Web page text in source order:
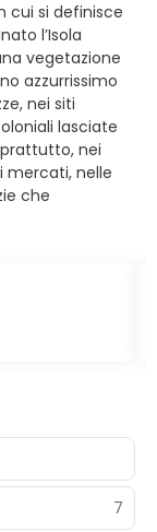
cui si definisce
l’Isola
vegetazione
azzurrissimo
nei siti
lasciate
nei
mercati, nelle
che
7